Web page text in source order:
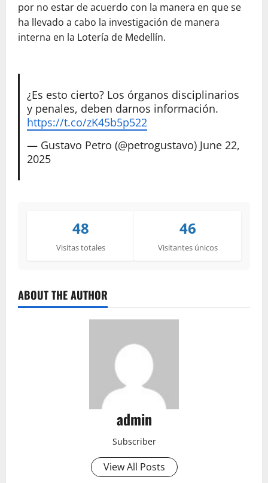
por no estar de acuerdo con la manera en que se
ha llevado a cabo la investigación de manera
interna en la Lotería de Medellín.
¿Es esto cierto? Los órganos disciplinarios
y penales, deben darnos información.
https://t.co/zK45b5p522
— Gustavo Petro (@petrogustavo) June 22,
2025
48
Visitas totales
46
Visitantes únicos
ABOUT THE AUTHOR
admin
Subscriber
View All Posts